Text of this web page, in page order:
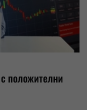
положителни